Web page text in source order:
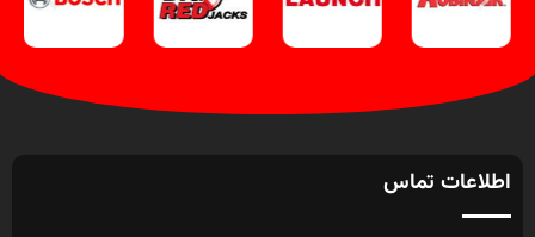
اطلاعات تماس